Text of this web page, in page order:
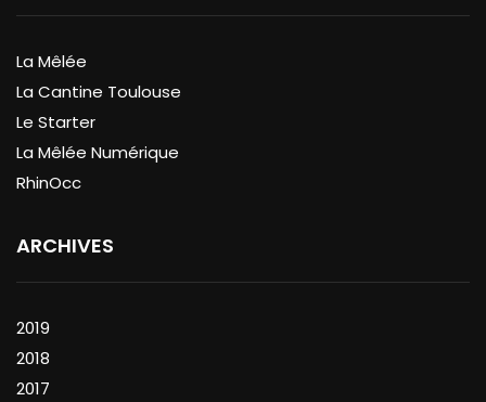
La Mêlée
La Cantine Toulouse
Le Starter
La Mêlée Numérique
RhinOcc
ARCHIVES
2019
2018
2017